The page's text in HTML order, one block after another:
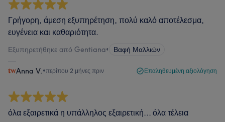
Γρήγορη, άμεση εξυπηρέτηση, πολύ καλό αποτέλεσμα,
ευγένεια και καθαριότητα.
Εξυπηρετήθηκε από Gentiana• Βαφή Μαλλιών
Anna V. •περίπου 2 μήνες πριν Επαληθευμένη αξιολόγηση
όλα εξαιρετικά η υπάλληλος εξαιρετική... όλα τέλεια